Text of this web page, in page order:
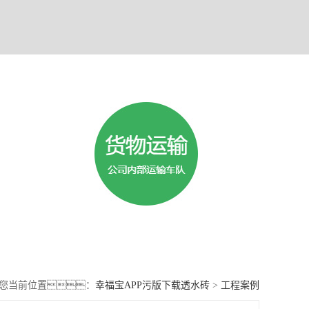
当前位置： 幸福宝APP污版下载透水砖 > 工程案例